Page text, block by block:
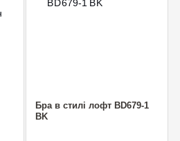
Бра в стилі лофт BD679-1
BK